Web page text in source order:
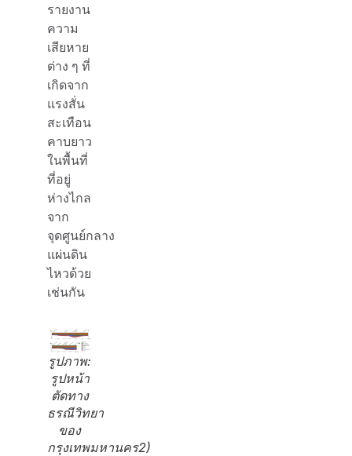
รายงาน
ความ
เสียหาย
ต่าง ๆ ที่
เกิดจาก
แรงสั่น
สะเทือน
คาบยาว
ในพื้นที่
ที่อยู่
ห่างไกล
จาก
จุดศูนย์กลาง
แผ่นดิน
ไหวด้วย
เช่นกัน
รูปภาพ:
รูปหน้า
ตัดทาง
ธรณีวิทยา
ของ
กรุงเทพมหานคร2)